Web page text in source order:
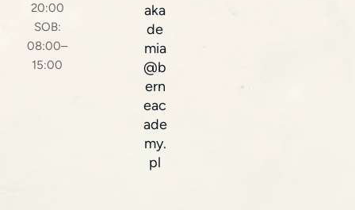
20:00
SOB:
08:00–
15:00
aka
de
mia
@b
ern
eac
ade
my.
pl